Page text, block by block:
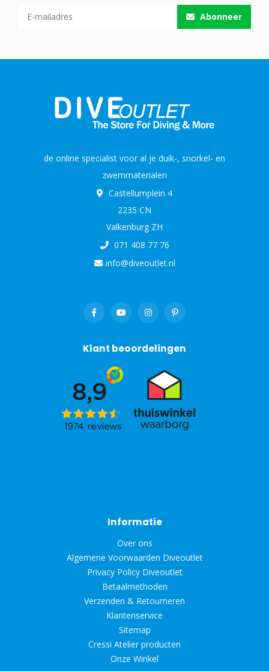
Abonneer
de online specialist voor al je duik-, snorkel- en
zwemmaterialen
Castellumplein 4
2235 CN
Valkenburg ZH
071 408 77 76
info@diveoutlet.nl
Klant beoordelingen
Informatie
Over ons
Algemene Voorwaarden Diveoutlet
Privacy Policy Diveoutlet
Betaalmethoden
Verzenden & Retourneren
Klantenservice
Sitemap
Cressi Atelier producten
Onze Winkel